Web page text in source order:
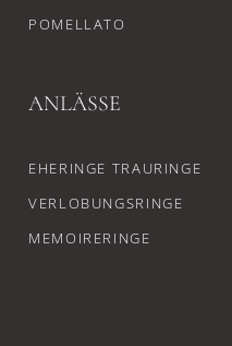
POMELLATO
ANLÄSSE
EHERINGE TRAURINGE
VERLOBUNGSRINGE
MEMOIRERINGE